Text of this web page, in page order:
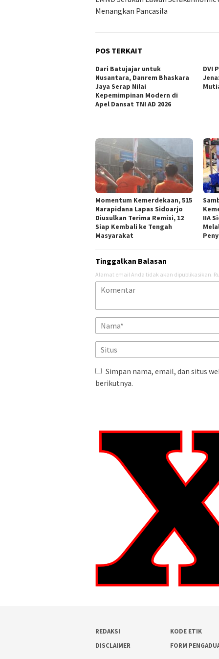
Menangkan Pancasila
POS TERKAIT
Dari Batujajar untuk
Nusantara, Danrem Bhaskara
Jaya Serap Nilai
Kepemimpinan Modern di
Apel Dansat TNI AD 2026
DVI
Momentum Kemerdekaan, 515
Narapidana Lapas Sidoarjo
Diusulkan Terima Remisi, 12
Siap Kembali ke Tengah
Masyarakat
IIA
Tinggalkan Balasan
Alamat email Anda tidak akan dipublikasikan.
Simpan nama, email, dan situs
berikutnya.
REDAKSI KODE ETIK
DISCLAIMER
FORM